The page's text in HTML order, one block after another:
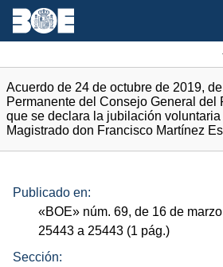
Acuerdo de 24 de octubre de 2019,
Permanente del Consejo General del
que se declara la jubilación voluntaria
Magistrado don Francisco Martínez
Publicado en:
«BOE» núm. 69, de 16 de
25443 a 25443 (1 pág.)
Sección: